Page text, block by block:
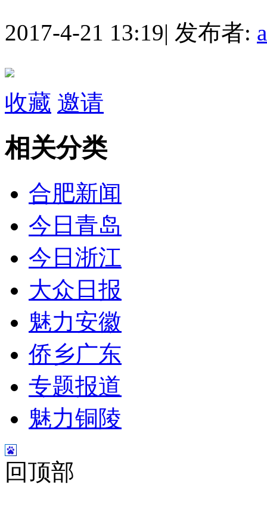
2017-4-21 13:19| 发布者:
收藏 邀请
相关分类
合肥新闻
今日青岛
今日浙江
大众日报
魅力安徽
侨乡广东
专题报道
魅力铜陵
回顶部